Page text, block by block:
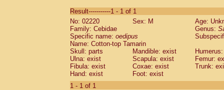
CebidaeSaguinus labiatus(0)
Cebidae Saguinus leucopus (0)
Cebidae
CebidaeSaguinus mystax
Cebidae Saguinus nigricollis (1)
Cebidae Saguinus oedipus
Cebidae Saguinus weddelli
Cebidae Saguinusspp.
Cebidae
Result-----------1 - 1 of 1
No: 02220
Sex: M
Age:
Family: Cebidae
Genus:
Specific name: oedipus
Name: Cotton-top Tamarin
Skull: parts
Mandible: exist
Ulna: exist
Scapula: exist
Femur:
Fibula: exist
Coxae: exist
Trunk:
Hand: exist
Foot: exist
1 - 1 of 1